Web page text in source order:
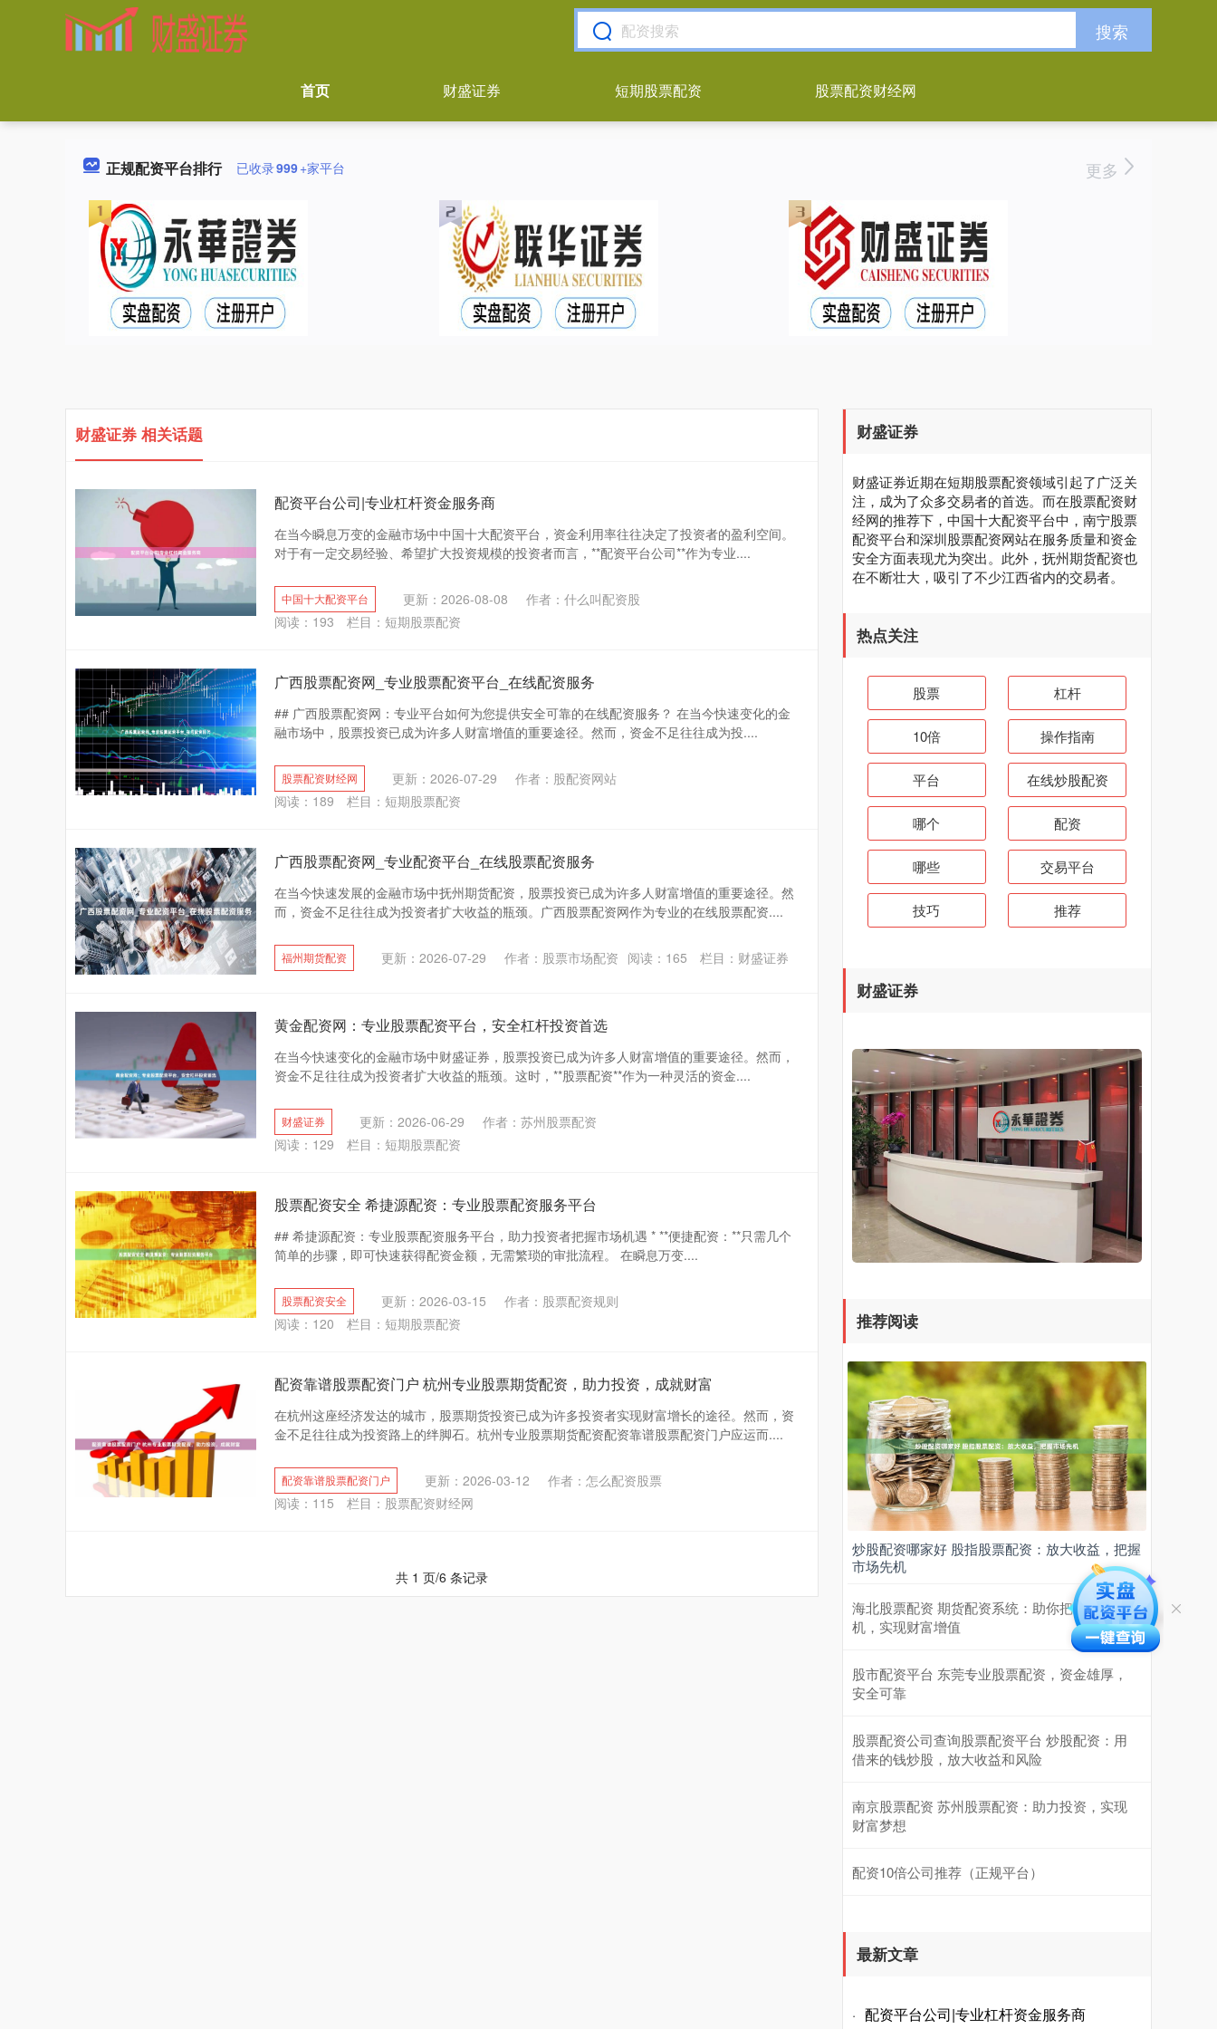
搜索
首页 财盛证券 短期股票配资 股票配资财经网
正规配资平台排行 已收录999+家平台 更多
财盛证券 相关话题
配资平台公司|专业杠杆资金服务商
在当今瞬息万变的金融市场中中国十大配资平台，资金利用率往往决定了投资者的盈利空间。
对于有一定交易经验、希望扩大投资规模的投资者而言，**配资平台公司**作为专业....
中国十大配资平台 更新：2026-08-08
作者：什么叫配资股
阅读： 193 栏目： 短期股票配资
广西股票配资网_专业股票配资平台_在线配资服务
## 广西股票配资网：专业平台如何为您提供安全可靠的在线配资服务？ 在当今快速变化的金
融市场中，股票投资已成为许多人财富增值的重要途径。然而，资金不足往往成为投....
股票配资财经网 更新：2026-07-29
作者：股配资网站
阅读： 189 栏目： 短期股票配资
广西股票配资网_专业配资平台_在线股票配资服务
在当今快速发展的金融市场中抚州期货配资，股票投资已成为许多人财富增值的重要途径。然
而，资金不足往往成为投资者扩大收益的瓶颈。广西股票配资网作为专业的在线股票配资....
福州期货配资 更新：2026-07-29 作者：股票市场配资 阅读： 165 栏目： 财盛证券
黄金配资网：专业股票配资平台，安全杠杆投资首选
在当今快速变化的金融市场中财盛证券，股票投资已成为许多人财富增值的重要途径。然而，
资金不足往往成为投资者扩大收益的瓶颈。这时，**股票配资**作为一种灵活的资金....
财盛证券 更新：2026-06-29
作者：苏州股票配资
阅读： 129 栏目： 短期股票配资
股票配资安全 希捷源配资：专业股票配资服务平台
## 希捷源配资：专业股票配资服务平台，助力投资者把握市场机遇 * **便捷配资：**只需几个
简单的步骤，即可快速获得配资金额，无需繁琐的审批流程。 在瞬息万变....
股票配资安全 更新：2026-03-15
作者：股票配资规则
阅读： 120 栏目： 短期股票配资
配资靠谱股票配资门户 杭州专业股票期货配资，助力投资，成就财富
在杭州这座经济发达的城市，股票期货投资已成为许多投资者实现财富增长的途径。然而，资
金不足往往成为投资路上的绊脚石。杭州专业股票期货配资配资靠谱股票配资门户应运而....
配资靠谱股票配资门户 更新：2026-03-12
作者：怎么配资股票
阅读： 115 栏目： 股票配资财经网
共 1 页/6 条记录
财盛证券
财盛证券近期在短期股票配资领域引起了广泛关
注，成为了众多交易者的首选。而在股票配资财
经网的推荐下，中国十大配资平台中，南宁股票
配资平台和深圳股票配资网站在服务质量和资金
安全方面表现尤为突出。此外，抚州期货配资也
在不断壮大，吸引了不少江西省内的交易者。
热点关注
股票 杠杆
10倍 操作指南
平台 在线炒股配资
哪个 配资
哪些 交易平台
技巧 推荐
财盛证券
推荐阅读
炒股配资哪家好 股指股票配资：放大收益，把握
市场先机
海北股票配资 期货配资系统：助你把握市场先
机，实现财富增值
股市配资平台 东莞专业股票配资，资金雄厚，
安全可靠
股票配资公司查询股票配资平台 炒股配资：用
借来的钱炒股，放大收益和风险
南京股票配资 苏州股票配资：助力投资，实现
财富梦想
配资10倍公司推荐（正规平台）
最新文章
· 配资平台公司|专业杠杆资金服务商